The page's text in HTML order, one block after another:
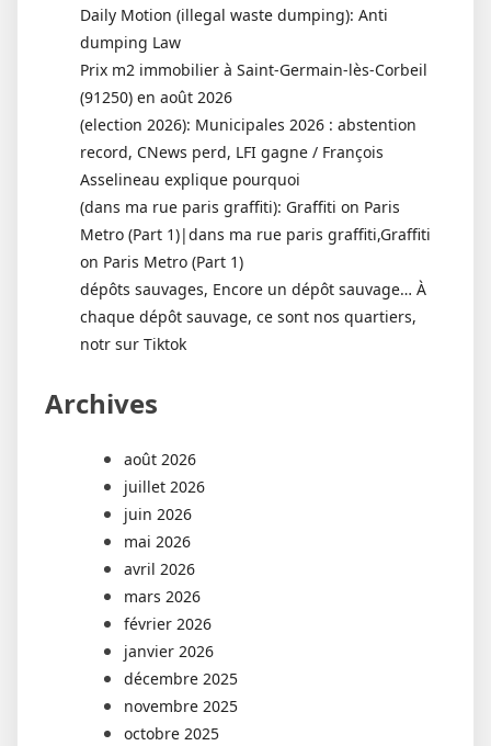
Daily Motion (illegal waste dumping): Anti
dumping Law
Prix m2 immobilier à Saint-Germain-lès-Corbeil
(91250) en août 2026
(election 2026): Municipales 2026 : abstention
record, CNews perd, LFI gagne / François
Asselineau explique pourquoi
(dans ma rue paris graffiti): Graffiti on Paris
Metro (Part 1)|dans ma rue paris graffiti,Graffiti
on Paris Metro (Part 1)
dépôts sauvages, Encore un dépôt sauvage… À
chaque dépôt sauvage, ce sont nos quartiers,
notr sur Tiktok
Archives
août 2026
juillet 2026
juin 2026
mai 2026
avril 2026
mars 2026
février 2026
janvier 2026
décembre 2025
novembre 2025
octobre 2025